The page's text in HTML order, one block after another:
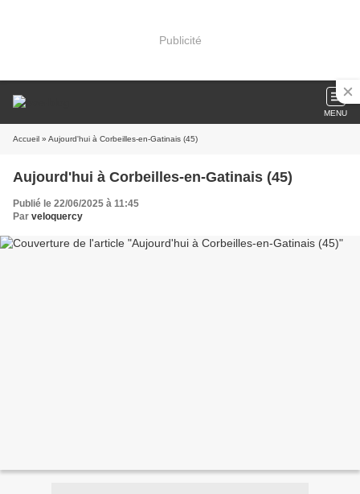
Publicité
MENU
Accueil » Aujourd'hui à Corbeilles-en-Gatinais (45)
Aujourd'hui à Corbeilles-en-Gatinais (45)
Publié le 22/06/2025 à 11:45
Par veloquercy